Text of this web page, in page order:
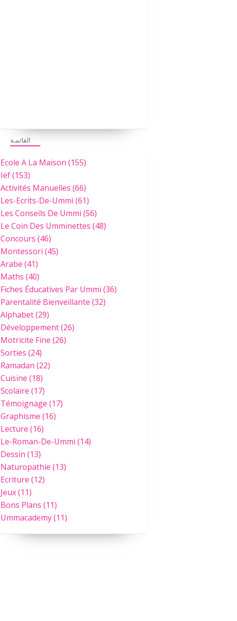
القائمـة
Ecole A La Maison (155)
Ief(153)
Activités Manuelles (66)
Les-Ecrits-De-Ummi (61)
Les Conseils De Ummi (56)
Le Coin Des Umminettes (48)
Concours (46)
Montessori (45)
Arabe (41)
Maths (40)
Fiches Éducatives Par Ummi (36)
Parentalité Bienveillante (32)
Alphabet(29)
Développement(26)
Motricite Fine (26)
Sorties (24)
Ramadan (22)
Cuisine (18)
Scolaire (17)
Témoignage (17)
Graphisme (16)
Lecture (16)
Le-Roman-De-Ummi (14)
Dessin (13)
Naturopathie (13)
Ecriture (12)
Jeux(11)
Bons Plans (11)
Ummacademy(11)